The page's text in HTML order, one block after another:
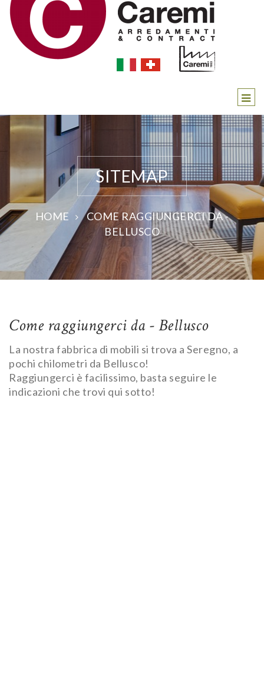
SITEMAP
HOME
COME RAGGIUNGERCI DA -
BELLUSCO
Come raggiungerci da - Bellusco
La nostra fabbrica di mobili si trova a Seregno, a
pochi chilometri da Bellusco!
Raggiungerci è facilissimo, basta seguire le
indicazioni che trovi qui sotto!